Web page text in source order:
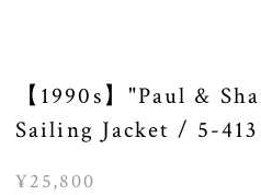
【1990s】"Paul &
Sailing Jacket / 5-413
¥25,800